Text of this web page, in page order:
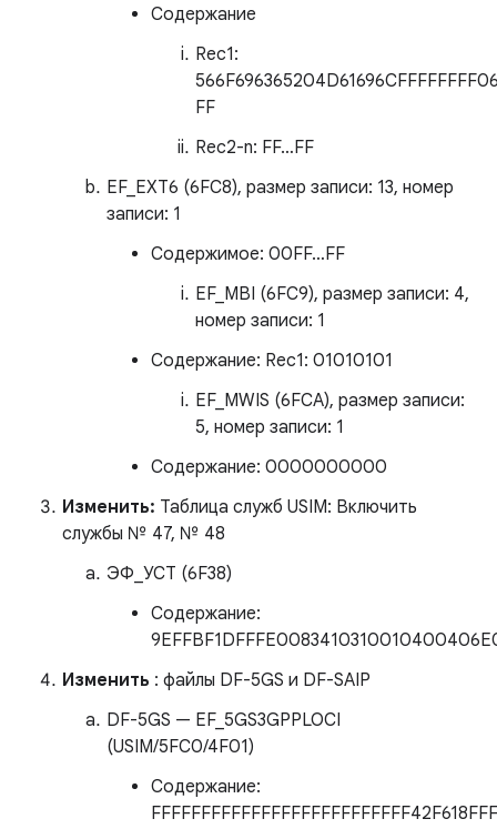
Содержание
Rec1:
FF
Rec2-n: FF…FF
EF_EXT6 (6FC8), размер записи: 13, номер
записи: 1
Содержимое: 00FF…FF
EF_MBI (6FC9), размер записи: 4,
номер записи: 1
Содержание: Rec1: 01010101
EF_MWIS (6FCA), размер записи:
5, номер записи: 1
Содержание: 0000000000
Изменить: Таблица служб USIM: Включить
службы № 47, № 48
ЭФ_УСТ (6F38)
Содержание:
Изменить : файлы DF-5GS и DF-SAIP
DF-5GS — EF_5GS3GPPLOCI
(USIM/5FC0/4F01)
Содержание: